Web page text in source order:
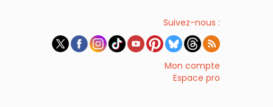
Suivez-nous :
Mon compte
Espace pro